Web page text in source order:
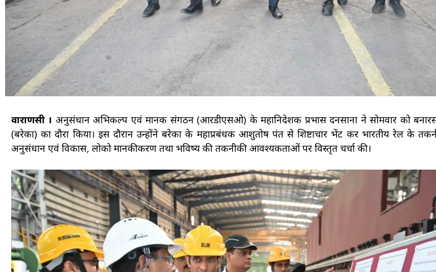
वाराणसी । अनुसंधान अभिकल्प एवं मानक संगठन (आरडीएसओ) के महानिदेशक प्रभास दनसाना ने सोमवार को
(बरेका) का दौरा किया। इस दौरान उन्होंने बरेका के महाप्रबंधक आशुतोष पंत से शिष्टाचार भेंट कर भारतीय रेल के
अनुसंधान एवं विकास, लोको मानकीकरण तथा भविष्य की तकनीकी आवश्यकताओं पर विस्तृत चर्चा की।